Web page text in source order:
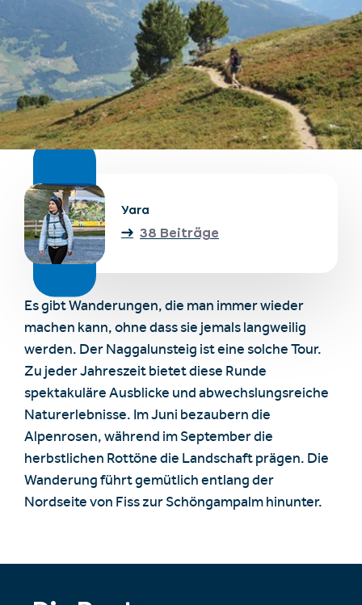
Unterkünfte finden
Ticket- &
Gutscheinshop
Deutsch
+43/5476/6239
info@serfaus-fiss-ladis.at
Es gibt Wanderungen, die man immer wieder
machen kann, ohne dass sie jemals langweilig
werden. Der Naggalunsteig ist eine solche Tour.
Zu jeder Jahreszeit bietet diese Runde
spektakuläre Ausblicke und abwechslungsreiche
Naturerlebnisse. Im Juni bezaubern die
Alpenrosen, während im September die
herbstlichen Rottöne die Landschaft prägen. Die
Wanderung führt gemütlich entlang der
Nordseite von Fiss zur Schöngampalm hinunter.
Yara
38 Beiträge